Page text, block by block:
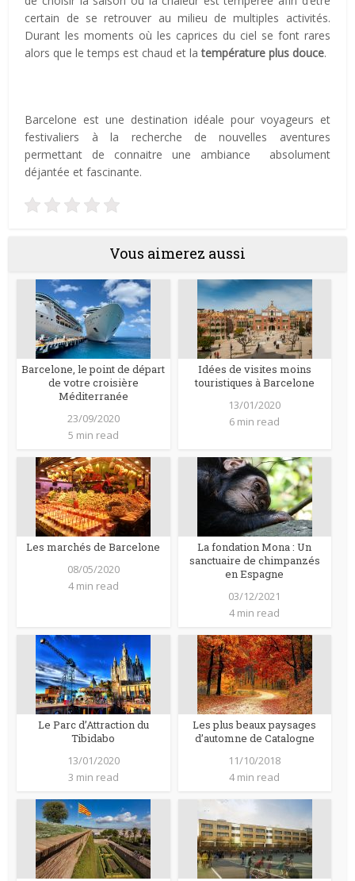
certain de se retrouver au milieu de multiples activités.
Durant les moments où les caprices du ciel se font rares
alors que le temps est chaud et la température plus douce.
Barcelone est une destination idéale pour voyageurs et
festivaliers à la recherche de nouvelles aventures
permettant de connaitre une ambiance absolument
déjantée et fascinante.
Vous aimerez aussi
Barcelone, le point de départ
de votre croisière
Méditerranée
23/09/2020
5 min read
Idées de visites moins
touristiques à Barcelone
13/01/2020
6 min read
Les marchés de Barcelone
08/05/2020
4 min read
La fondation Mona : Un
sanctuaire de chimpanzés
en Espagne
03/12/2021
4 min read
Le Parc d’Attraction du
Tibidabo
13/01/2020
3 min read
Les plus beaux paysages
d’automne de Catalogne
11/10/2018
4 min read